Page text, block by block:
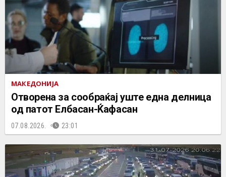
МАКЕДОНИЈА
Отворена за сообраќај уште една делница
од патот Елбасан-Ќафасан
07.08.2026. 23:01